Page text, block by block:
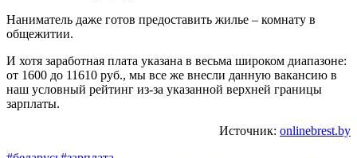
Наниматель даже готов предоставить жилье – комнату в
общежитии.
И хотя заработная плата указана в весьма широком диапазоне:
от 1600 до 11610 руб., мы все же внесли данную вакансию в
наш условный рейтинг из-за указанной верхней границы
зарплаты.
Источник: onlinebrest.by